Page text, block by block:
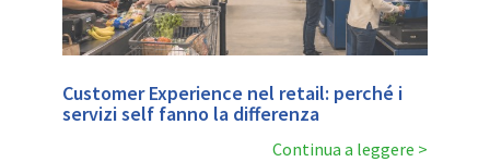
Customer Experience nel retail: perché i
servizi self fanno la differenza
Continua a leggere